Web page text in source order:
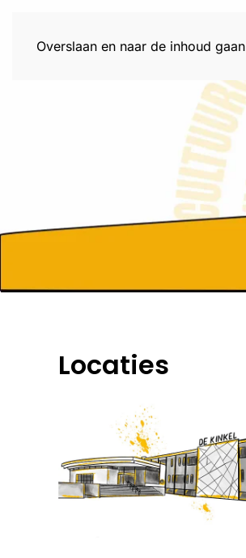
Overslaan en naar de inhoud gaan
Locaties